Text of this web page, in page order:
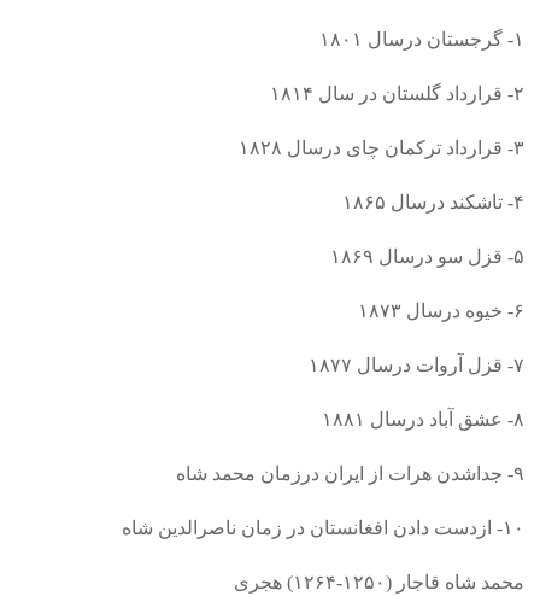
۱- گرجستان درسال ۱۸۰۱
۲- قرارداد گلستان در سال ۱۸۱۴
۳- قرارداد ترکمان چای درسال ۱۸۲۸
۴- تاشکند درسال ۱۸۶۵
۵- قزل سو درسال ۱۸۶۹
۶- خیوه درسال ۱۸۷۳
۷- قزل آروات درسال ۱۸۷۷
۸- عشق آباد درسال ۱۸۸۱
۹- جداشدن هرات از ایران درزمان محمد شاه
۱۰- ازدست دادن افغانستان در زمان ناصرالدین شاه
محمد شاه قاجار (۱۲۵۰-۱۲۶۴) هجری